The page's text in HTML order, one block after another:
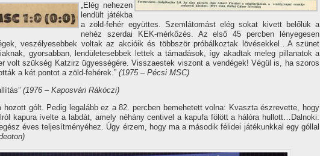
„Elég nehezen
lendült játékba
a zöld-fehér együttes. Szemlátomást elég sokat kivett belőlük a
nehéz szerdai KEK-mérkőzés. Az első 45 percben lényegesen
veszélyesebbek voltak az akcióik és többször próbálkoztak lövésekkel…A szünet
gyorsabban, lendületesebbek lettek a támadások, í­gy akadtak meleg pillanatok a
volt szükség Katzirz ügyességére. Visszaestek viszont a vendégek! Végül is, ha szoros
a két pontot a zöld-fehérek.” (1975 – Pécsi MSC)
(1976 – Kaposvári Rákóczi)
hozott gólt. Pedig legalább ez a 82. percben bemehetett volna: Kvaszta észrevette, hogy
kapura í­velte a labdát, amely néhány centivel a kapufa fölött a hálóra hullott…Dalnoki:
éves teljesí­tményéhez. Úgy érzem, hogy ma a második félidei játékunkkal egy góllal